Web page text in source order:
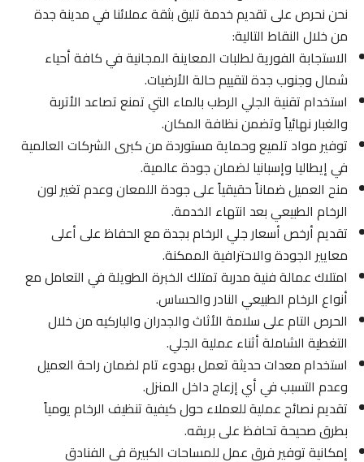
نحن نحرص على تقديم خدمة تليق بثقة عملائنا في مدينة جدة
من خلال النقاط التالية:
الاستجابة الفورية لطلبات المعاينة المجانية في كافة أحياء
شمال وجنوب جدة لتقييم حالة الأرضيات.
استخدام تقنية الجلي الرطب بالماء التي تمنع تصاعد الأتربة
والغبار نهائياً وتضمن نظافة المكان.
توفير مواد تلميع وحماية مستوردة من كبرى الشركات العالمية
في إيطاليا وإسبانيا لضمان جودة عالمية.
منح العميل ضماناً حقيقياً على جودة اللمعان وعدم تغير لون
الرخام الطبيعي بعد انتهاء الخدمة.
تقديم أرخص أسعار جلي الرخام بجدة مع الحفاظ على أعلى
معايير الجودة والاحترافية الممكنة.
امتلاك عمالة فنية مدربة تمتلك الخبرة الطويلة في التعامل مع
أنواع الرخام الطبيعي النادر والحساس.
الحرص التام على سلامة الأثاث والجدران والباركيه من خلال
التغطية الشاملة أثناء عملية الجلي.
استخدام معدات حديثة تعمل بهدوء تام لضمان راحة العميل
وعدم التسبب في أي إزعاج داخل المنزل.
تقديم نصائح عملية للعملاء حول كيفية تنظيف الرخام يومياً
بطرق صحيحة تحافظ على بريقه.
إمكانية توفير فرق عمل للمساحات الكبيرة في الفنادق